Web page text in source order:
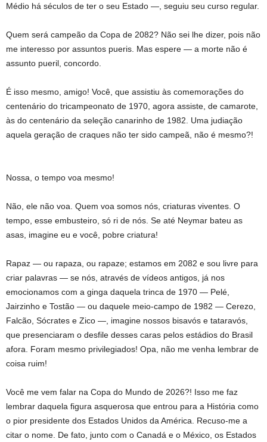
Médio há séculos de ter o seu Estado —, seguiu seu curso regular.
Quem será campeão da Copa de 2082? Não sei lhe dizer, pois não
me interesso por assuntos pueris. Mas espere — a morte não é
assunto pueril, concordo.
É isso mesmo, amigo! Você, que assistiu às comemorações do
centenário do tricampeonato de 1970, agora assiste, de camarote,
às do centenário da seleção canarinho de 1982. Uma judiação
aquela geração de craques não ter sido campeã, não é mesmo?!
Nossa, o tempo voa mesmo!
Não, ele não voa. Quem voa somos nós, criaturas viventes. O
tempo, esse embusteiro, só ri de nós. Se até Neymar bateu as
asas, imagine eu e você, pobre criatura!
Rapaz — ou rapaza, ou rapaze; estamos em 2082 e sou livre para
criar palavras — se nós, através de vídeos antigos, já nos
emocionamos com a ginga daquela trinca de 1970 — Pelé,
Jairzinho e Tostão — ou daquele meio-campo de 1982 — Cerezo,
Falcão, Sócrates e Zico —, imagine nossos bisavós e tataravós,
que presenciaram o desfile desses caras pelos estádios do Brasil
afora. Foram mesmo privilegiados! Opa, não me venha lembrar de
coisa ruim!
Você me vem falar na Copa do Mundo de 2026?! Isso me faz
lembrar daquela figura asquerosa que entrou para a História como
o pior presidente dos Estados Unidos da América. Recuso-me a
citar o nome. De fato, junto com o Canadá e o México, os Estados